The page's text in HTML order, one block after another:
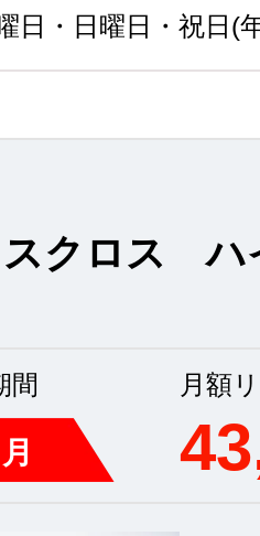
日・日曜日・祝日 (
スクロス ハ
間 月額